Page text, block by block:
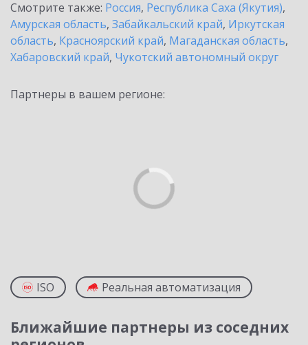
Смотрите также: Россия, Республика Саха (Якутия),
Амурская область, Забайкальский край, Иркутская
область, Красноярский край, Магаданская область,
Хабаровский край, Чукотский автономный округ
Партнеры в вашем регионе:
ISO Реальная автоматизация
Ближайшие партнеры из соседних